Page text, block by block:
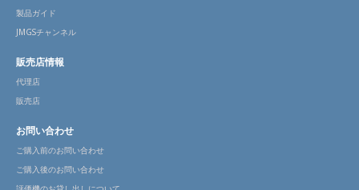
製品ガイド
JMGSチャンネル
販売店情報
代理店
販売店
お問い合わせ
ご購入前のお問い合わせ
ご購入後のお問い合わせ